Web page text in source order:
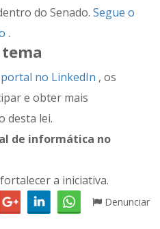
do Senado. Segue o
.
tema
no LinkedIn , os
e obter mais
desta lei.
de informática no
a iniciativa.
Denunciar